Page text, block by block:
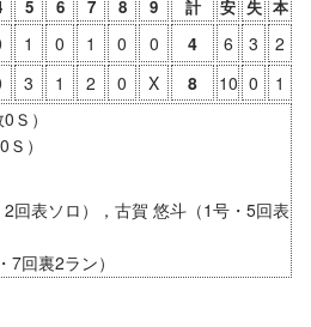
5 6 7 8 9 計 安 失 本
1 0 1 0 0 4 6 3
2
3 1 2 0 X 8 10 0
1
Ｓ）
）
2回表ソロ），古賀 悠斗（1号・5回表
7回裏2ラン）